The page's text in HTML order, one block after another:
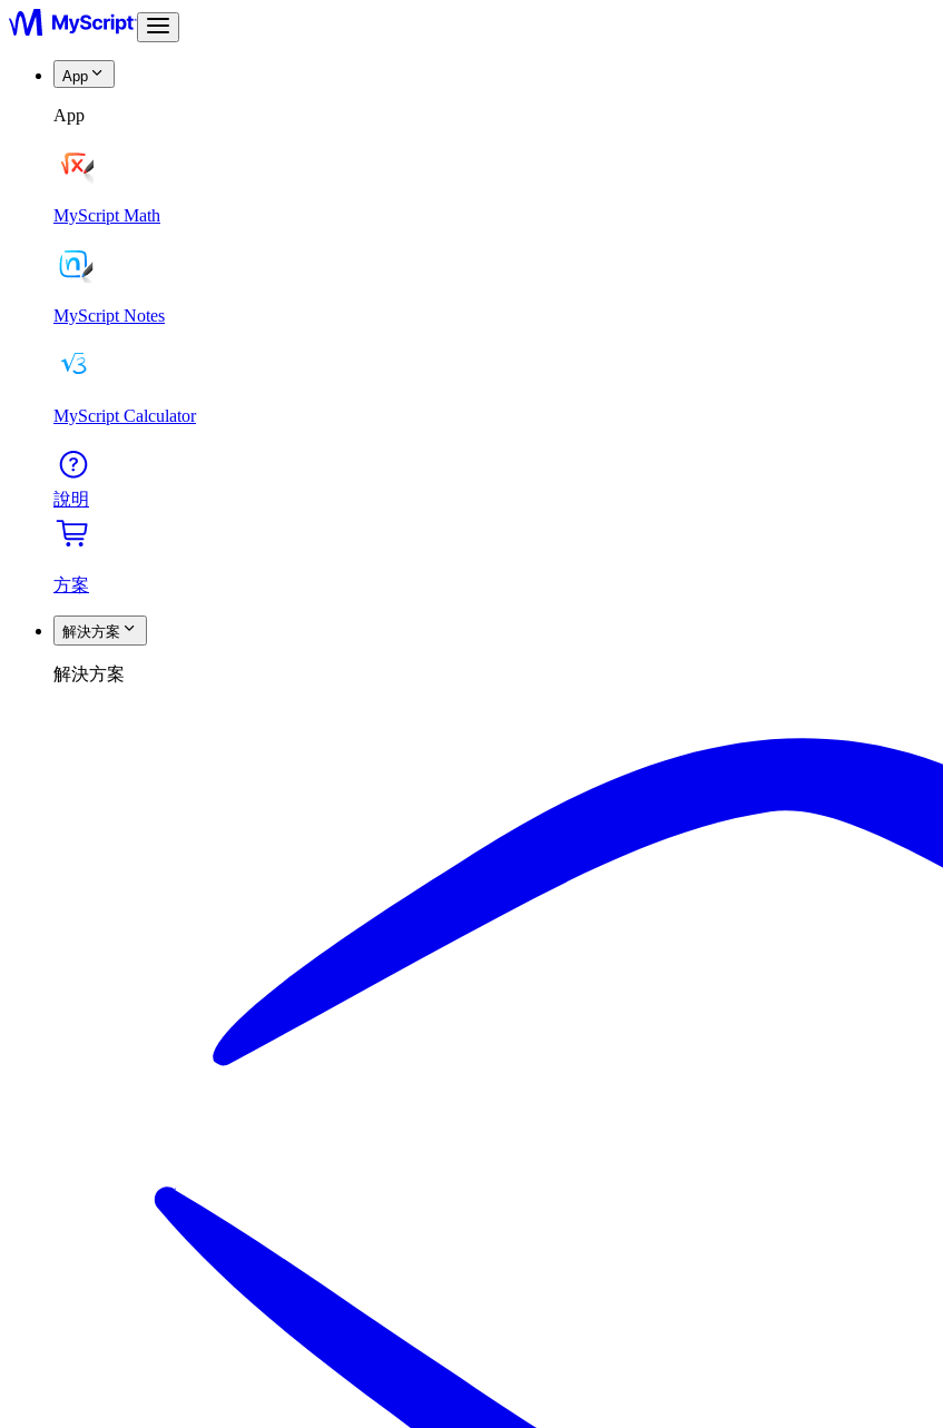
App
App
MyScript Math
MyScript Notes
MyScript Calculator
說明
方案
解決方案
解決方案